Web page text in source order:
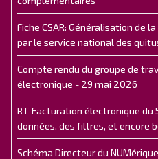
Fiche CSAR: Généralisation de
par le service national des
Compte rendu du groupe de
électronique - 29 mai 2026
RT Facturation électronique du
données, des filtres, et encore
Schéma Directeur du